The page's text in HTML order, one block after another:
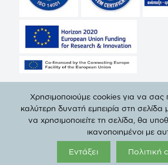
© Copyright 2019 ΔΕΠΑ | All Rights
Προστασίας Προσωπικών
Χρησιμοποιούμε cookies για να
καλύτερη δυνατή εμπειρία στη σελίδα
να χρησιμοποιείτε τη σελίδα, θα
ικανοποιημένοι με
Εντάξει Πολιτική